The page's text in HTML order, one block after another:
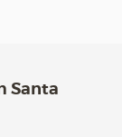
Santa